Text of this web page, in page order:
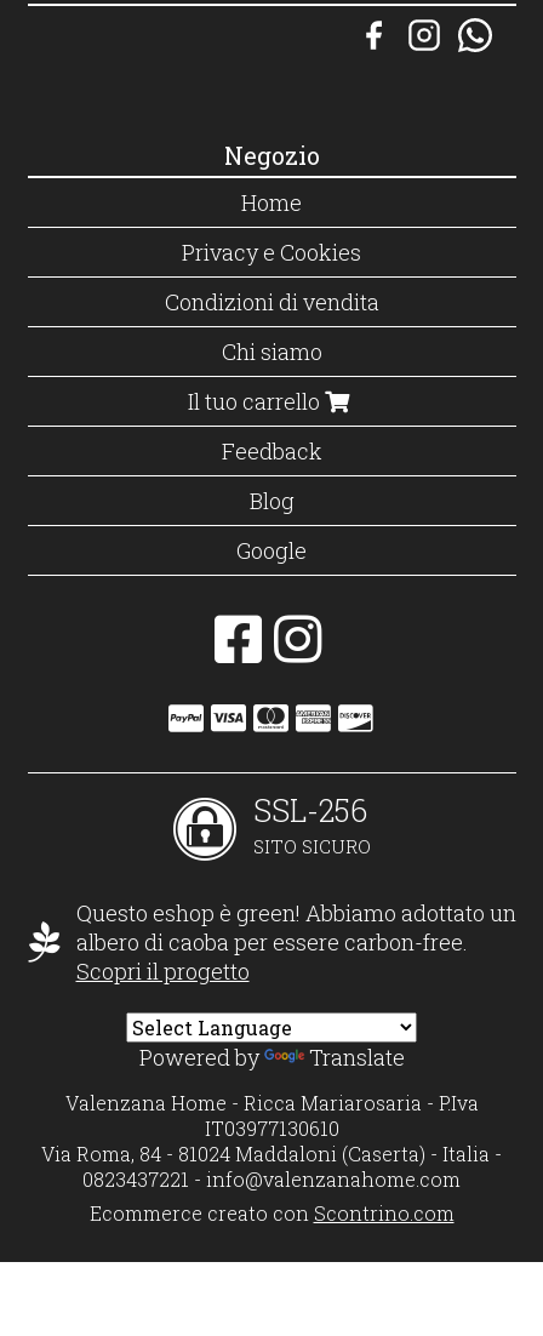
Negozio
Home
Privacy e Cookies
Condizioni di vendita
Chi siamo
Il tuo carrello
Feedback
Blog
Google
SSL-256
SITO SICURO
Questo eshop è green! Abbiamo adottato un
albero di caoba per essere carbon-free.
Scopri il progetto
Powered by Translate
Valenzana Home - Ricca Mariarosaria - P.Iva
IT03977130610
Via Roma, 84 - 81024 Maddaloni (Caserta) - Italia -
0823437221 - info@valenzanahome.com
Ecommerce creato con Scontrino.com